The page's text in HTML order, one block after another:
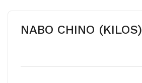
NABO CHINO (KILOS)